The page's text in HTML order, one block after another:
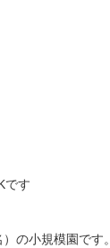
です
の小規模園です。